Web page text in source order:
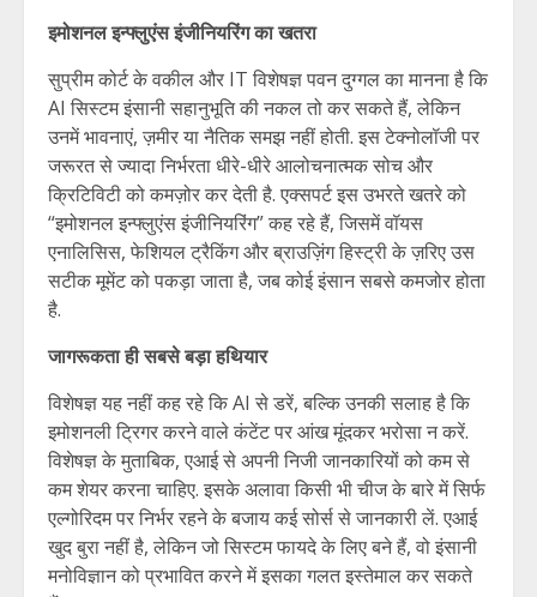
इमोशनल इन्फ्लुएंस इंजीनियरिंग का खतरा
सुप्रीम कोर्ट के वकील और IT विशेषज्ञ पवन दुग्गल का मानना है कि
AI सिस्टम इंसानी सहानुभूति की नकल तो कर सकते हैं, लेकिन
उनमें भावनाएं, ज़मीर या नैतिक समझ नहीं होती. इस टेक्नोलॉजी पर
जरूरत से ज्यादा निर्भरता धीरे-धीरे आलोचनात्मक सोच और
क्रिटिविटी को कमज़ोर कर देती है. एक्सपर्ट इस उभरते खतरे को
“इमोशनल इन्फ्लुएंस इंजीनियरिंग” कह रहे हैं, जिसमें वॉयस
एनालिसिस, फेशियल ट्रैकिंग और ब्राउज़िंग हिस्ट्री के ज़रिए उस
सटीक मूमेंट को पकड़ा जाता है, जब कोई इंसान सबसे कमजोर होता
है.
जागरूकता ही सबसे बड़ा हथियार
विशेषज्ञ यह नहीं कह रहे कि AI से डरें, बल्कि उनकी सलाह है कि
इमोशनली ट्रिगर करने वाले कंटेंट पर आंख मूंदकर भरोसा न करें.
विशेषज्ञ के मुताबिक, एआई से अपनी निजी जानकारियों को कम से
कम शेयर करना चाहिए. इसके अलावा किसी भी चीज के बारे में सिर्फ
एल्गोरिदम पर निर्भर रहने के बजाय कई सोर्स से जानकारी लें. एआई
खुद बुरा नहीं है, लेकिन जो सिस्टम फायदे के लिए बने हैं, वो इंसानी
मनोविज्ञान को प्रभावित करने में इसका गलत इस्तेमाल कर सकते